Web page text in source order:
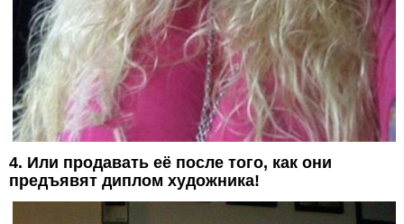
4. Или продавать её после того, как они
предъявят диплом художника!